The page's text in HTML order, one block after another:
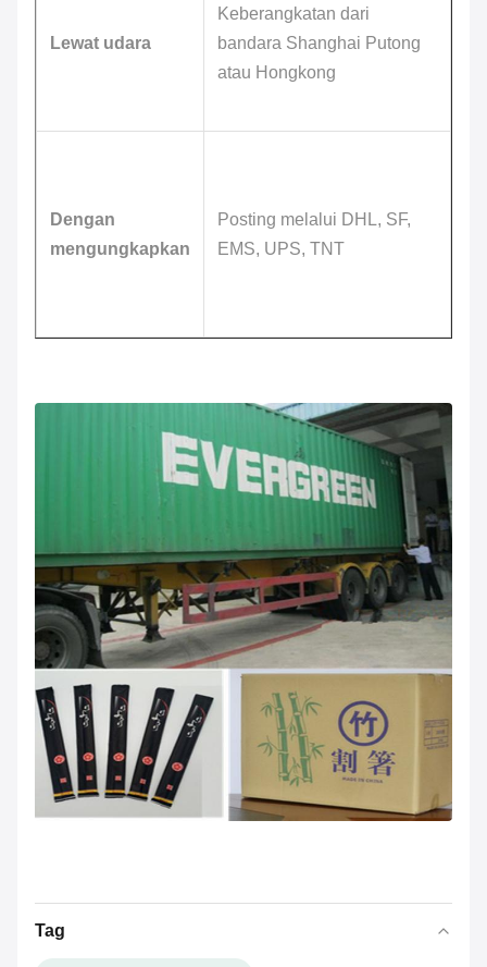
Lewat udara
Keberangkatan dari
bandara Shanghai Putong
atau Hongkong
Dengan
mengungkapkan
Posting melalui DHL, SF,
EMS, UPS, TNT
Tag